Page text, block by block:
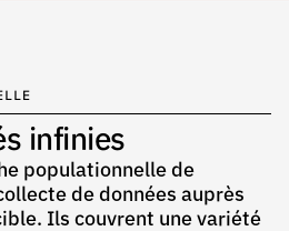
infinies
populationnelle de
de données auprès
Ils couvrent une variété